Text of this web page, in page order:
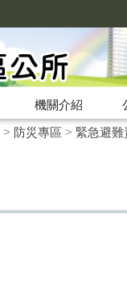
機關介紹
> 防災專區 > 緊急避難